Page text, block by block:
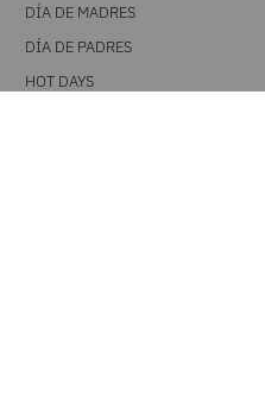
DÍA DE MADRES
DÍA DE PADRES
HOT DAYS